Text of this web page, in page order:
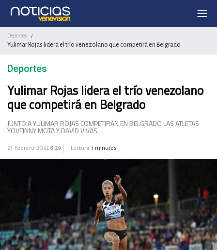
Deportes /
Yulimar Rojas lidera el trío venezolano que competirá en Belgrado
Deportes
Yulimar Rojas lidera el trío venezolano
que competirá en Belgrado
JUNTO A YULIMAR ROJAS COMPETIRÁN EN BELGRADO LAS ATLETAS
YOVEINNY MOTA Y DAVID VIVAS
23-Febrero-2022 8:29 Lectura: 1 minutos